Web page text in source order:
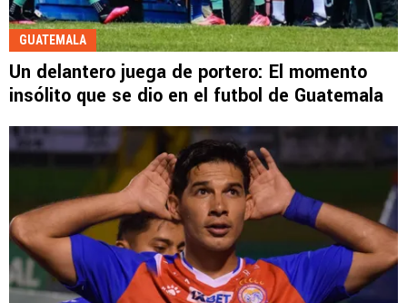
GUATEMALA
Un delantero juega de portero: El momento
insólito que se dio en el futbol de Guatemala